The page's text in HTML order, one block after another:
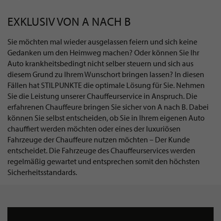
EXKLUSIV VON A NACH B
Sie möchten mal wieder ausgelassen feiern und sich keine
Gedanken um den Heimweg machen? Oder können Sie Ihr
Auto krankheitsbedingt nicht selber steuern und sich aus
diesem Grund zu Ihrem Wunschort bringen lassen? In diesen
Fällen hat STILPUNKTE die optimale Lösung für Sie. Nehmen
Sie die Leistung unserer Chauffeurservice in Anspruch. Die
erfahrenen Chauffeure bringen Sie sicher von A nach B. Dabei
können Sie selbst entscheiden, ob Sie in Ihrem eigenen Auto
chauffiert werden möchten oder eines der luxuriösen
Fahrzeuge der Chauffeure nutzen möchten – Der Kunde
entscheidet. Die Fahrzeuge des Chauffeurservices werden
regelmäßig gewartet und entsprechen somit den höchsten
Sicherheitsstandards.